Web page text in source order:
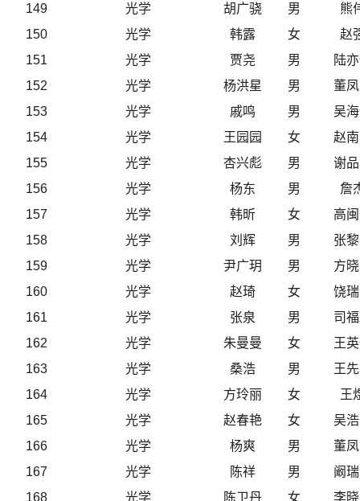
149
光学 胡广骁 男
熊
150
光学 韩露 女
赵
151
光学 贾尧 男
陆
152
光学 杨洪星 男
董
153
光学 戚鸣 男
吴
154
光学 王园园 女
赵
155
光学 杏兴彪 男
谢
156
光学 杨东 男
詹
157
光学 韩昕 女
高
158
光学 刘辉 男
张
159
光学 尹广玥 男
方
160
光学 赵琦 女
饶
161
光学 张泉 男
司
162
光学 朱曼曼 女
王
163
光学 桑浩 男
王
164
光学 方玲丽 女
王
165
光学 赵春艳 女
吴
166
光学 杨爽 男
董
167
光学 陈祥 男
阚
168
光学 陈卫丹 女 李